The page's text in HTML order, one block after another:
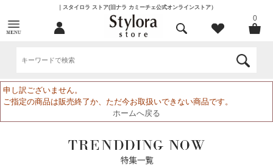
｜スタイロラ ストア(旧ナラ カミーチェ公式オンラインストア）
0
申し訳ございません。
ご指定の商品は販売終了か、ただ今お取扱いできない商品です。
ホームへ戻る